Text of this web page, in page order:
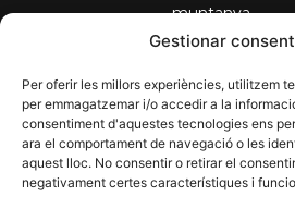
Gestionar
Per oferir les millors experiències, utilitzem
per emmagatzemar i/o accedir a la
consentiment d'aquestes tecnologies ens
ara el comportament de navegació o les
aquest lloc. No consentir o retirar el
negativament certes característiques i
muntanya.
Subscriure'm